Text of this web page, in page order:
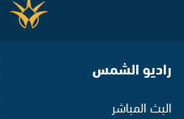
راديو الشمس
البث المباشر